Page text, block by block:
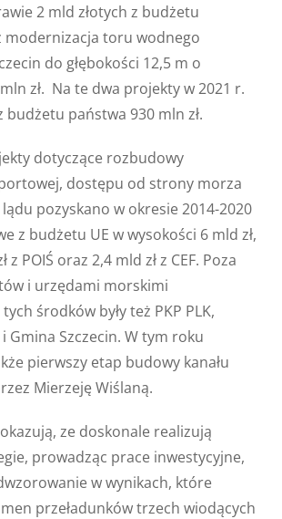
2 mld złotych z budżetu
modernizacja toru wodnego
do głębokości 12,5 m o
zł. Na te dwa projekty w 2021 r.
państwa 930 mln zł.
dotyczące rozbudowy
dostępu od strony morza
pozyskano w okresie 2014-2020
z budżetu UE w wysokości 6 mld zł,
z POIŚ oraz 2,4 mld zł z CEF. Poza
i urzędami morskimi
środków były też PKP PLK,
Gmina Szczecin. W tym roku
pierwszy etap budowy kanału
Mierzeję Wiślaną.
ze doskonale realizują
prowadząc prace inwestycyjne,
w wynikach, które
przeładunków trzech wiodących